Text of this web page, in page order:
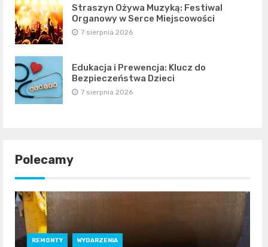
Straszyn Ożywa Muzyką: Festiwal
Organowy w Serce Miejscowości
7 sierpnia 2026
Edukacja i Prewencja: Klucz do
Bezpieczeństwa Dzieci
7 sierpnia 2026
Polecamy
REMONTY WYDARZENIA